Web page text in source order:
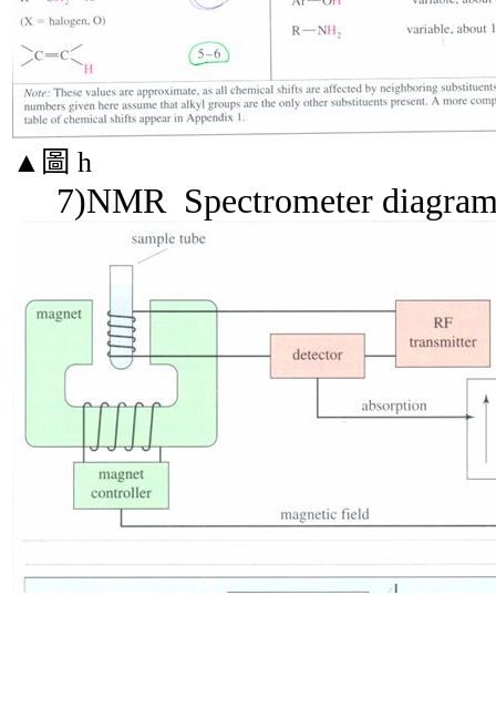
▲ 圖 h
7)NMR Spectrometer